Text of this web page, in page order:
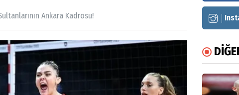
Ankara Kadrosu!